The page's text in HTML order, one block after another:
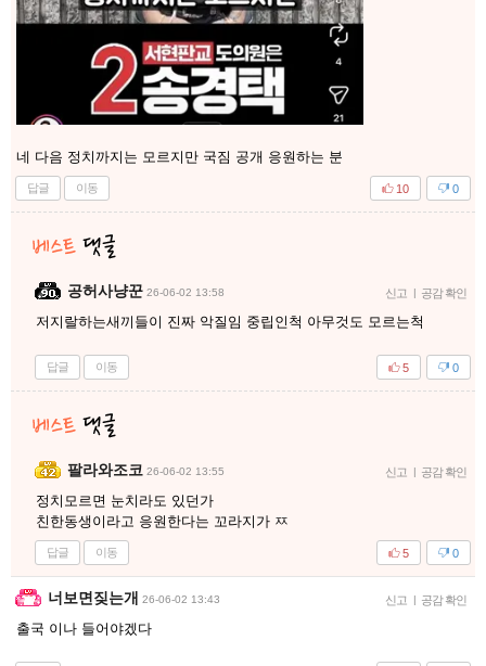
네 다음 정치까지는 모르지만 국짐 공개 응원하는 분
답글 이동 0
10
공허사냥꾼 26-06-02 13:58 신고 | 공감 확인
저지랄하는새끼들이 진짜 악질임 중립인척 아무것도 모르는척
답글 이동 0
5
팔라와조코 26-06-02 13:55 신고 | 공감 확인
정치모르면 눈치라도 있던가
친한동생이라고 응원한다는 꼬라지가 ㅉ
답글 이동 0
5
너보면짖는개 26-06-02 13:43 신고 | 공감 확인
출국 이나 들어야겠다